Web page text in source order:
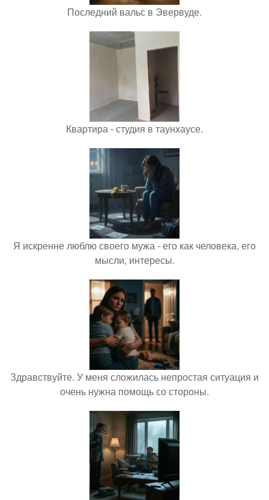
Последний вальс в Эвервуде.
Квартира - студия в таунхаусе.
Я искренне люблю своего мужа - его как человека, его
мысли, интересы.
Здравствуйте. У меня сложилась непростая ситуация и
очень нужна помощь со стороны.